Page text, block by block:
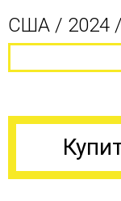
США / 2024